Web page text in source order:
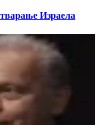
Израела